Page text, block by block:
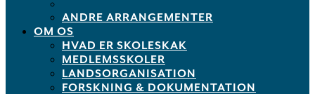
ANDRE ARRANGEMENTER
OM OS
HVAD ER SKOLESKAK
MEDLEMSSKOLER
LANDSORGANISATION
FORSKNING & DOKUMENTATION